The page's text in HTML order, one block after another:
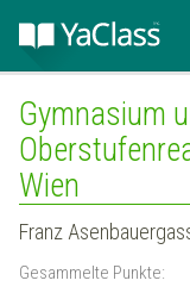
Gymnasium
Wien
Franz
Gesammelte Punkte: